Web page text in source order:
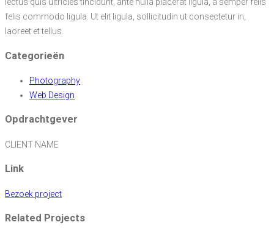
lectus quis ultricies tincidunt, ante nulla placerat ligula, a semper felis
felis commodo ligula. Ut elit ligula, sollicitudin ut consectetur in,
laoreet et tellus.
Categorieën
Photography
Web Design
Opdrachtgever
CLIENT NAME
Link
Bezoek project
Related Projects